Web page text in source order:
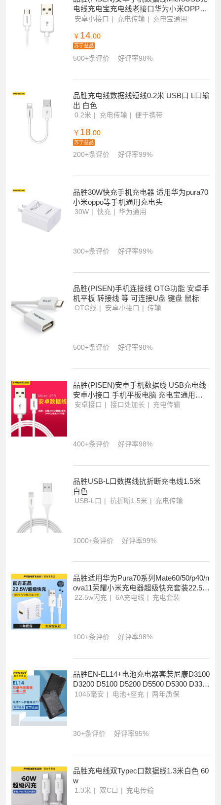
电线充电宝充电线老接口华为小米OPPO
通用手机平板接口0.8米
安卓小接口 充电传输 充电宝通用
￥ 14.00
苏宁益品
500+条评价 好评率98%
品胜充电线数据线短线0.2米 USB口 L口输
出 白色
0.2米 充电传输 便于携带
￥ 18.00
苏宁益品
200+条评价 好评率99%
品胜30W快充手机充电器 适用华为pura70
小米oppo等手机通用充电头
30W 快充 华为通用
300+条评价 好评率99%
品胜(PISEN)手机连接线 OTG功能 安卓手
机平板 转接线 等 可连接U盘 键盘 鼠标
OTG线 安卓小接口 传输
500+条评价 好评率98%
品胜(PISEN)安卓手机数据线 USB充电线
安卓小接口 手机平板电脑 充电宝通用充
电接口1米
安卓接口 接口处加长 充电传输
400+条评价 好评率98%
品胜USB-L口数据线抗折断充电线1.5米
白色
USB-L口 抗折断1.5米 充电传输
1000+条评价 好评率99%
品胜适用华为Pura70系列Mate60/50/p40/n
ova11荣耀小米充电器超级快充套装22.5w
快速闪充1.2米
22.5w闪充 6A充电线 充电套装
100+条评价 好评率98%
品胜EN-EL14+电池充电器套装尼康D3100
D3200 D5100 D5200 D5500 D5300 D330
01045毫安 电池+座充 两年质保
30+条评价 好评率95%
品胜充电线双Typec口数据线1.3米白色 60
w
1.3米 双C口 充电传输